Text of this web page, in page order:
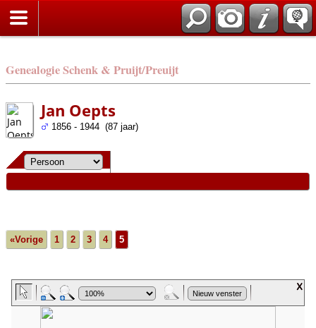
Genealogie Schenk & Pruijt/Preuijt
Jan Oepts
1856 - 1944 (87 jaar)
«Vorige 1 2 3 4 5